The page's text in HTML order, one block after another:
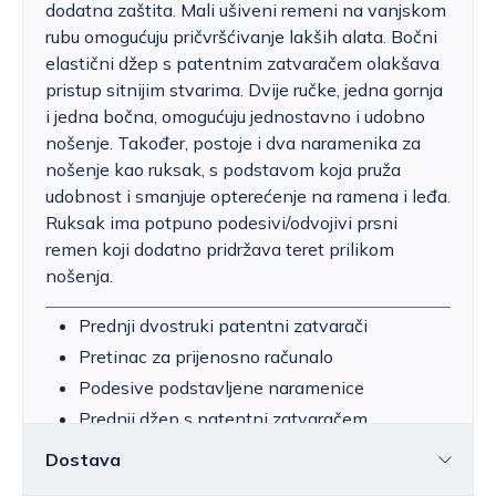
dodatna zaštita. Mali ušiveni remeni na vanjskom
rubu omogućuju pričvršćivanje lakših alata. Bočni
elastični džep s patentnim zatvaračem olakšava
pristup sitnijim stvarima. Dvije ručke, jedna gornja
i jedna bočna, omogućuju jednostavno i udobno
nošenje. Također, postoje i dva naramenika za
nošenje kao ruksak, s podstavom koja pruža
udobnost i smanjuje opterećenje na ramena i leđa.
Ruksak ima potpuno podesivi/odvojivi prsni
remen koji dodatno pridržava teret prilikom
nošenja.
Prednji dvostruki patentni zatvarači
Pretinac za prijenosno računalo
Podesive podstavljene naramenice
Prednji džep s patentni zatvaračem
Zapremina: 40 litara
Dostava